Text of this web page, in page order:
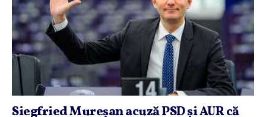
Siegfried Mureşan acuză PSD şi AUR că